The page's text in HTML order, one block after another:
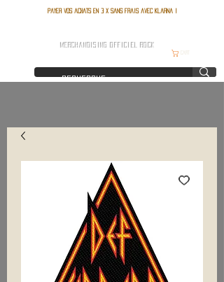
Payer vos achats en 3 x sans frais avec Klarna !
MERCHANDISING OFFICIEL ROCK